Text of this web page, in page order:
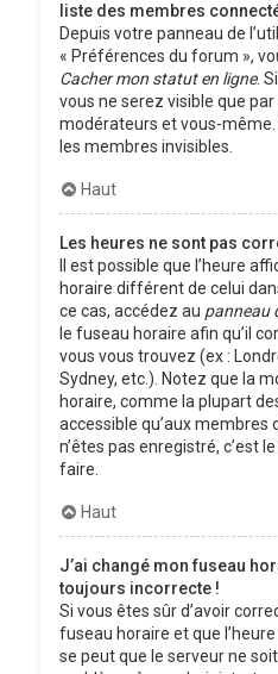
liste des membres
Depuis votre panneau de
« Préférences du forum »,
Cacher mon statut en ligne.
vous ne serez visible que
modérateurs et vous-
les membres invisibles.
Haut
Les heures ne sont pas
Il est possible que l’heure
horaire différent de celui
ce cas, accédez au panneau
le fuseau horaire afin qu’il
vous vous trouvez (ex :
Sydney, etc.). Notez que la
horaire, comme la plupart
accessible qu’aux membres
n’êtes pas enregistré, c’est
faire.
Haut
J’ai changé mon fuseau
toujours incorrecte !
Si vous êtes sûr d’avoir
fuseau horaire et que
se peut que le serveur ne